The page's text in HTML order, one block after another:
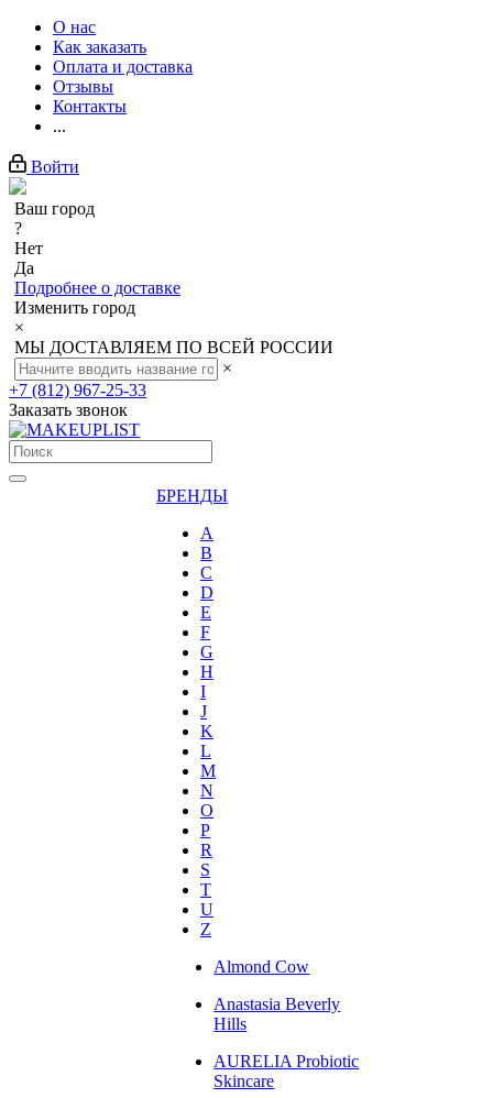
О нас
Как заказать
Оплата и доставка
Отзывы
Контакты
...
Войти
Ваш город
?
Нет
Да
Подробнее о доставке
Изменить город
×
МЫ ДОСТАВЛЯЕМ ПО ВСЕЙ РОССИИ
×
+7 (812) 967-25-33
Заказать звонок
БРЕНДЫ
A
B
C
D
E
F
G
H
I
J
K
L
M
N
O
P
R
S
T
U
Z
Almond Cow
Anastasia Beverly
Hills
AURELIA Probiotic
Skincare